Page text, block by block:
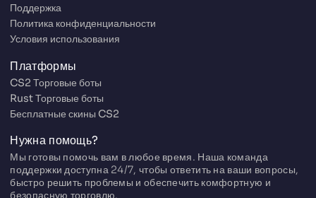
Нужна помощь?
Мы готовы помочь вам в любое время. Наша команда
поддержки доступна 24/7, чтобы ответить на ваши вопросы,
быстро решить проблемы и обеспечить комфортную и
безопасную торговлю.
Поддержка
Политика конфиденциальности
Условия использования
Платформы
CS2 Торговые боты
Rust Торговые боты
Бесплатные скины CS2